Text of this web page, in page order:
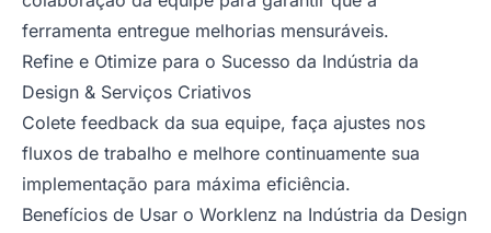
ferramenta entregue melhorias mensuráveis.
Refine e Otimize para o Sucesso da Indústria da
Design & Serviços Criativos
Colete feedback da sua equipe, faça ajustes nos
fluxos de trabalho e melhore continuamente sua
implementação para máxima eficiência.
Benefícios de Usar o Worklenz na Indústria da Design